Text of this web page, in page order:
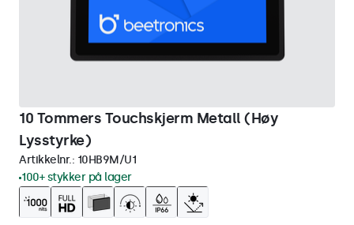
10 Tommers Touchskjerm Metall (Høy
Lysstyrke)
Artikkelnr.: 10HB9M/U1
100+ stykker på lager